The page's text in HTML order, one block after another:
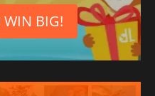
WIN BIG!